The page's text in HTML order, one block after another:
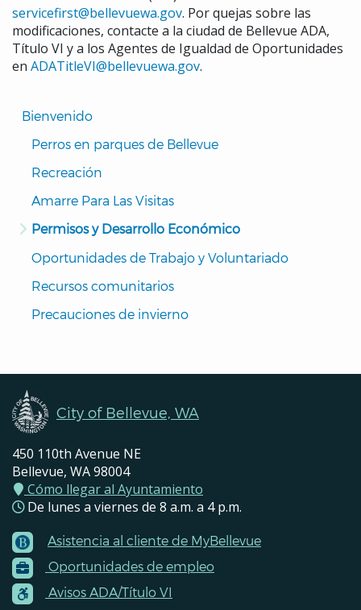
Translated
Pages
Bienvenido
Perros en parques de Bellevue
Recreación
Amarre Para Las Visitas
Permisos y Desarrollo Económico
Oportunidades de Trabajo y Voluntariado
Recursos comunitarios
Precauciones de invierno
servicefirst@bellevuewa.gov. Por quejas sobre las
modificaciones, contacte a la ciudad de Bellevue ADA,
Título VI y a los Agentes de Igualdad de Oportunidades
en ADATitleVI@bellevuewa.gov.
City of Bellevue, WA
450 110th Avenue NE
Bellevue, WA 98004
Cómo llegar al Ayuntamiento
De lunes a viernes de 8 a.m. a 4 p.m.
Footer
Menu
Contacts
Asistencia al cliente de MyBellevue
Oportunidades de empleo
Avisos ADA/Título VI